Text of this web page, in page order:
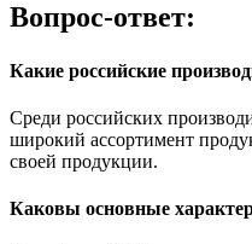
Вопрос-ответ:
Какие российские
Среди российских
широкий ассортимент
своей продукции.
Каковы основные